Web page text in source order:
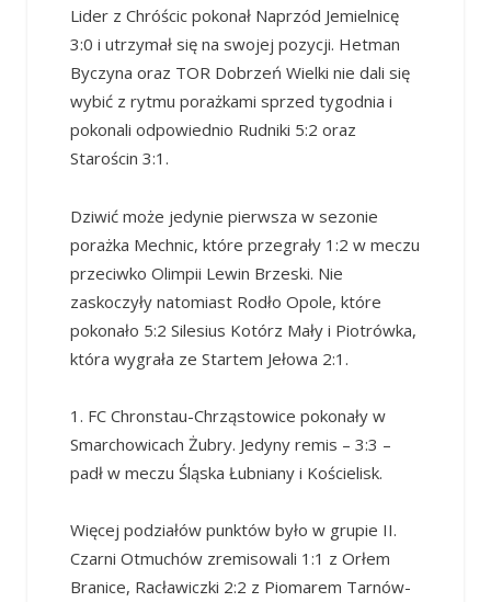
Lider z Chróścic pokonał Naprzód Jemielnicę
3:0 i utrzymał się na swojej pozycji. Hetman
Byczyna oraz TOR Dobrzeń Wielki nie dali się
wybić z rytmu porażkami sprzed tygodnia i
pokonali odpowiednio Rudniki 5:2 oraz
Starościn 3:1.
Dziwić może jedynie pierwsza w sezonie
porażka Mechnic, które przegrały 1:2 w meczu
przeciwko Olimpii Lewin Brzeski. Nie
zaskoczyły natomiast Rodło Opole, które
pokonało 5:2 Silesius Kotórz Mały i Piotrówka,
która wygrała ze Startem Jełowa 2:1.
1. FC Chronstau-Chrząstowice pokonały w
Smarchowicach Żubry. Jedyny remis – 3:3 –
padł w meczu Śląska Łubniany i Kościelisk.
Więcej podziałów punktów było w grupie II.
Czarni Otmuchów zremisowali 1:1 z Orłem
Branice, Racławiczki 2:2 z Piomarem Tarnów-